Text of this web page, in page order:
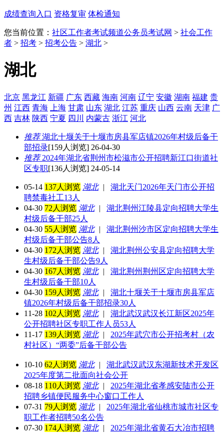
成绩查询入口 资格复审 体检通知
您当前位置： 社区工作者考试频道公务员考试网 > 社会工作
者 > 招考 > 招考公告 > 湖北 >
湖北
北京 黑龙江 新疆 广东 西藏 海南 河南 辽宁 安徽 湖南 福建 贵
州 江西 青海 上海 甘肃 山东 湖北 江苏 重庆 山西 云南 天津 广
西 吉林 陕西 宁夏 四川 内蒙古 浙江 河北
推荐湖北十堰关于十堰市房县军店镇2026年村级后备干
部招录[159人浏览] 26-04-30
推荐2024年湖北省荆州市松滋市公开招聘新江口街道社
区专职[136人浏览] 24-05-14
05-14 137人浏览 湖北|
湖北天门2026年天门市公开招
聘禁毒社工13人
04-30 72人浏览 湖北|
湖北荆州江陵县定向招聘大学生
村级后备干部25人
04-30 55人浏览 湖北|
湖北荆州沙市区定向招聘大学生
村级后备干部公告8人
04-30 172人浏览 湖北|
湖北荆州公安县定向招聘大学
生村级后备干部公告9人
04-30 167人浏览 湖北|
湖北荆州荆州区定向招聘大学
生村级后备干部10人
04-30 159人浏览 湖北|
湖北十堰关于十堰市房县军店
镇2026年村级后备干部招录30人
11-28 102人浏览 湖北|
湖北武汉武汉长江新区2025年
公开招聘社区专职工作人员53人
11-17 139人浏览 湖北|
2025年武穴市公开招考村（农
村社区）“两委”后备干部公告
10-10 62人浏览 湖北|
湖北武汉武汉东湖新技术开发区
2025年度第二批面向社会公开
08-18 110人浏览 湖北|
2025年湖北省孝感安陆市公开
招聘乡镇便民服务中心窗口工作人
07-31 79人浏览 湖北|
2025年湖北省仙桃市城市社区专
职工作者招聘50名公告
07-30 174人浏览 湖北|
2025年湖北省黄石大冶市招聘